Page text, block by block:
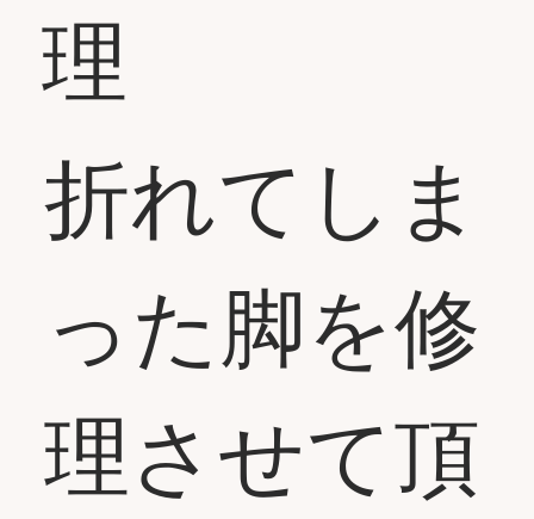
理
折れてしま
った脚を修
理させて頂